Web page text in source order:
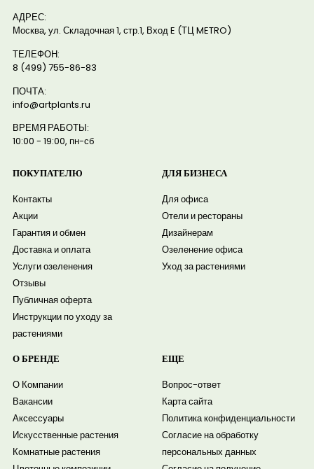
АДРЕС:
Москва, ул. Складочная 1, стр.1, Вход E (ТЦ METRO)
ТЕЛЕФОН:
8 (499) 755-86-83
ПОЧТА:
info@artplants.ru
ВРЕМЯ РАБОТЫ:
10:00 - 19:00, пн-сб
ПОКУПАТЕЛЮ
Контакты
Акции
Гарантия и обмен
Доставка и оплата
Услуги озеленения
Отзывы
Публичная оферта
Инструкции по уходу за
растениями
ДЛЯ БИЗНЕСА
Для офиса
Отели и рестораны
Дизайнерам
Озеленение офиса
Уход за растениями
О БРЕНДЕ
О Компании
Вакансии
Аксессуары
Искусственные растения
Комнатные растения
ЕЩЕ
Вопрос-ответ
Карта сайта
Политика конфиденциальности
Согласие на обработку
персональных данных